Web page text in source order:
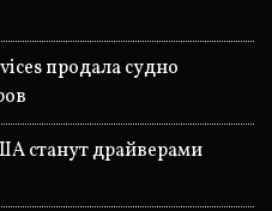
продала судно
станут драйверами